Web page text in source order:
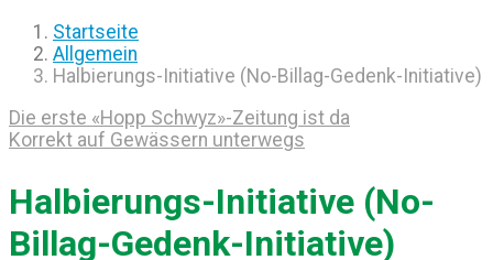
Startseite
Allgemein
Halbierungs-Initiative (No-Billag-Gedenk-Initiative)
Die erste «Hopp Schwyz»-Zeitung ist da
Korrekt auf Gewässern unterwegs
Halbierungs-Initiative (No-
Billag-Gedenk-Initiative)